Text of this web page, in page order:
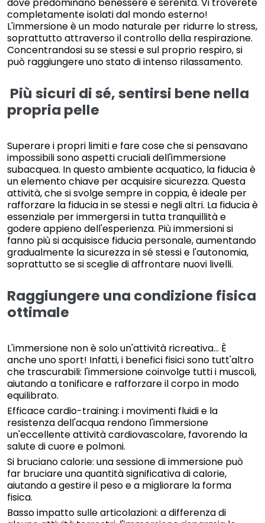
completamente isolati dal mondo esterno!
L'immersione è un modo naturale per ridurre lo stress,
soprattutto attraverso il controllo della respirazione.
Concentrandosi su se stessi e sul proprio respiro, si
può raggiungere uno stato di intenso rilassamento.
Più sicuri di sé, sentirsi bene nella
propria pelle
Superare i propri limiti e fare cose che si pensavano
impossibili sono aspetti cruciali dell'immersione
subacquea. In questo ambiente acquatico, la fiducia è
un elemento chiave per acquisire sicurezza. Questa
attività, che si svolge sempre in coppia, è ideale per
rafforzare la fiducia in se stessi e negli altri. La fiducia è
essenziale per immergersi in tutta tranquillità e
godere appieno dell'esperienza. Più immersioni si
fanno più si acquisisce fiducia personale, aumentando
gradualmente la sicurezza in sé stessi e l'autonomia,
soprattutto se si sceglie di affrontare nuovi livelli.
Raggiungere una condizione fisica
ottimale
L'immersione non è solo un'attività ricreativa... È
anche uno sport! Infatti, i benefici fisici sono tutt'altro
che trascurabili: l'immersione coinvolge tutti i muscoli,
aiutando a tonificare e rafforzare il corpo in modo
equilibrato.
Efficace cardio-training: i movimenti fluidi e la
resistenza dell'acqua rendono l'immersione
un'eccellente attività cardiovascolare, favorendo la
salute di cuore e polmoni.
Si bruciano calorie: una sessione di immersione può
far bruciare una quantità significativa di calorie,
aiutando a gestire il peso e a migliorare la forma
fisica.
Basso impatto sulle articolazioni: a differenza di